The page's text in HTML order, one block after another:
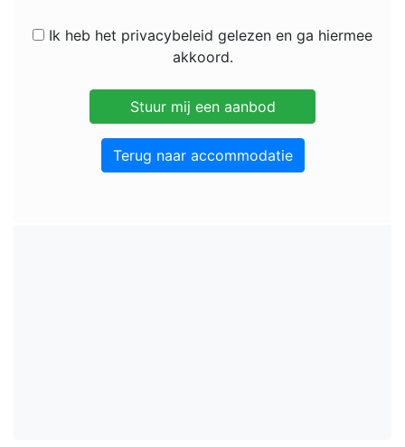
Ik heb het privacybeleid gelezen en ga hiermee
akkoord.
Terug naar accommodatie